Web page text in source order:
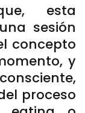
esta
sesión
concepto
y
proceso